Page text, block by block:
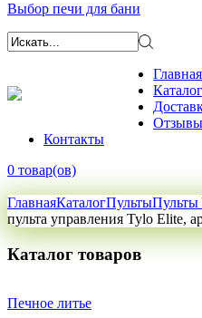
Выбор печи для бани
Главная
Каталог
Отзывы
Контакты
0 товар(ов)
ГлавнаяКаталогПультыПульты
пульта управления Tylo Elite,
Каталог товаров
Печное литье